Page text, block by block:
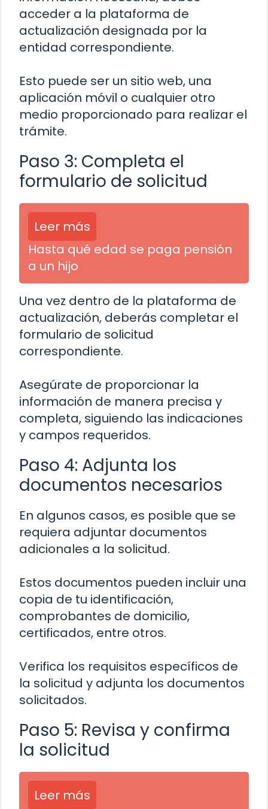
acceder a la plataforma de
actualización designada por la
entidad correspondiente.
Esto puede ser un sitio web, una
aplicación móvil o cualquier otro
medio proporcionado para realizar el
trámite.
Paso 3: Completa el
formulario de solicitud
Leer más
Hasta qué edad se paga pensión
a un hijo
Una vez dentro de la plataforma de
actualización, deberás completar el
formulario de solicitud
correspondiente.
Asegúrate de proporcionar la
información de manera precisa y
completa, siguiendo las indicaciones
y campos requeridos.
Paso 4: Adjunta los
documentos necesarios
En algunos casos, es posible que se
requiera adjuntar documentos
adicionales a la solicitud.
Estos documentos pueden incluir una
copia de tu identificación,
comprobantes de domicilio,
certificados, entre otros.
Verifica los requisitos específicos de
la solicitud y adjunta los documentos
solicitados.
Paso 5: Revisa y confirma
la solicitud
Leer más